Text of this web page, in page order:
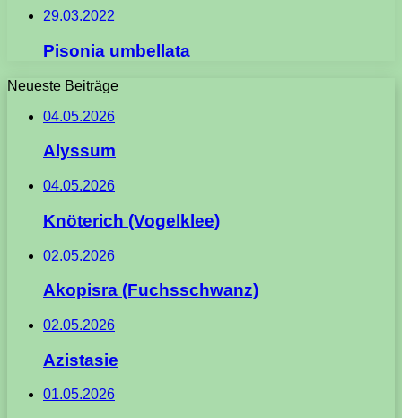
29.03.2022
Pisonia umbellata
Neueste Beiträge
04.05.2026
Alyssum
04.05.2026
Knöterich (Vogelklee)
02.05.2026
Akopisra (Fuchsschwanz)
02.05.2026
Azistasie
01.05.2026